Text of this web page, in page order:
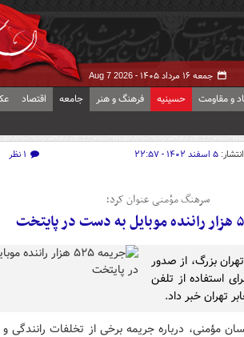
جمعه ۱۶ مرداد ۱۴۰۵ - Aug 7 2026
و مقاومت حسینیه فرهنگ و هنر جامعه اقتصاد
۵ اسفند ۱۴۰۲ - ۲۲:۵۷ ۱ نظر
سرهنگ مؤمنی عنوان کرد؛
بزرگ، از صدور
استفاده از تلفن
تهران خبر داد.
مؤمنی، درباره جریمه برخی از تخلفات رانندگی